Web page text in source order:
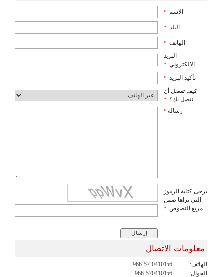
الاسم *
البلد *
الهاتف *
البريد
الالكتروني *
تأكيد البريد *
كيف تفضل أن
نتصل بك؟ *
رسالة *
يرجى كتابة الرموز
التي تراها ضمن
مربع النصوص *
معلومات الاتصال
الهاتف:
966-57-0410156
الجوال:
966-570410156